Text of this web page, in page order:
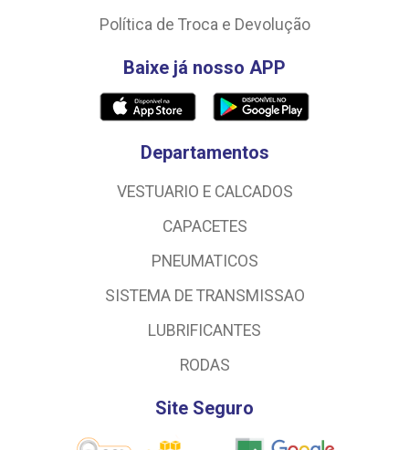
Política de Troca e Devolução
Baixe já nosso APP
Departamentos
VESTUARIO E CALCADOS
CAPACETES
PNEUMATICOS
SISTEMA DE TRANSMISSAO
LUBRIFICANTES
RODAS
Site Seguro